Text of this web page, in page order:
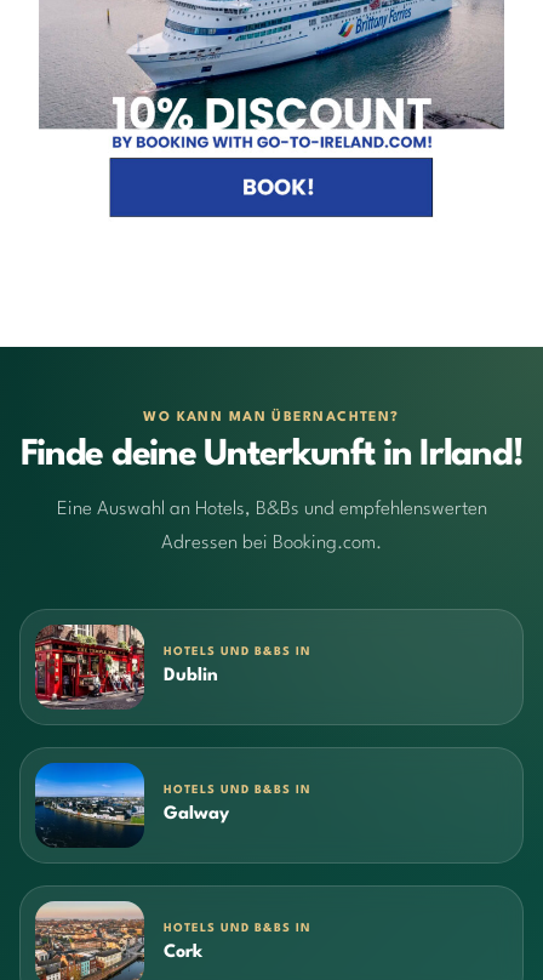
WO KANN MAN ÜBERNACHTEN?
Finde deine Unterkunft in Irland!
Eine Auswahl an Hotels, B&Bs und empfehlenswerten
Adressen bei Booking.com.
HOTELS UND B&BS IN
Dublin
HOTELS UND B&BS IN
Galway
HOTELS UND B&BS IN
Cork